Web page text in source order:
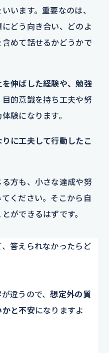
いいます。重要なのは、
どう向き合い、どのよ
めて話せるかどうかで
伸ばした経験や、勉強
目的意識を持ち工夫や努
験になります。
りに工夫して行動したこ
る方も、小さな達成や努
ください。そこから自
ができるはずです。
、答えられなかったらど
違うので、想定外の質
かと不安になりますよ